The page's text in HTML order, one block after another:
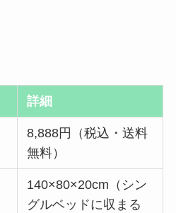
詳細
8,888円（税込・送料
無料）
140×80×20cm（シン
グルベッドに収まる